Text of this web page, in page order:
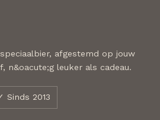
afgestemd op jouw
n&oacute;g leuker als cadeau.
Sinds 2013